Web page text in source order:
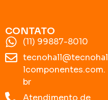
CONTATO
(11) 99887-8010
tecnohall@tecnohal
lcomponentes.com.
br
Atendimento de